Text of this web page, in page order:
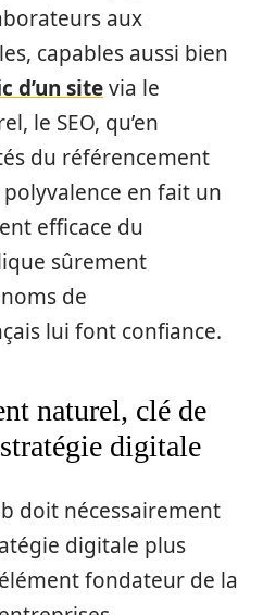
aux
capables aussi bien
d’un sitevia le
le SEO, qu’en
du référencement
polyvalence en fait un
efficace du
sûrement
de
lui font confiance.
naturel, clé de
digitale
doit nécessairement
digitale plus
fondateur de la